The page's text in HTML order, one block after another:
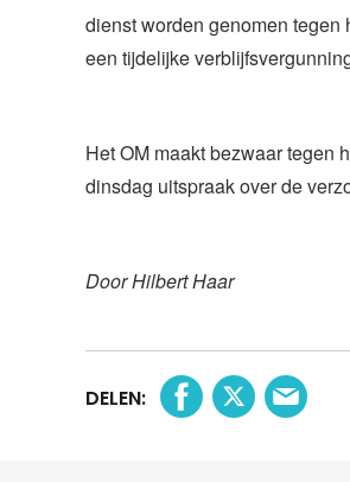
dienst worden genomen tegen
een tijdelijke
Het OM maakt bezwaar tegen
dinsdag uitspraak over de
Door Hilbert Haar
DELEN: